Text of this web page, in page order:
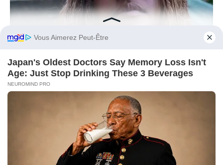
Malia Obama's Transformation Is A Sight To See
Before You Go